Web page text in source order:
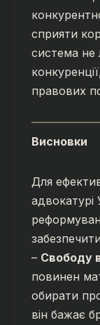
сприяти
система
правових
Висновки
Для
адвокатурі
– Свободу
повинен
обирати
він бажає